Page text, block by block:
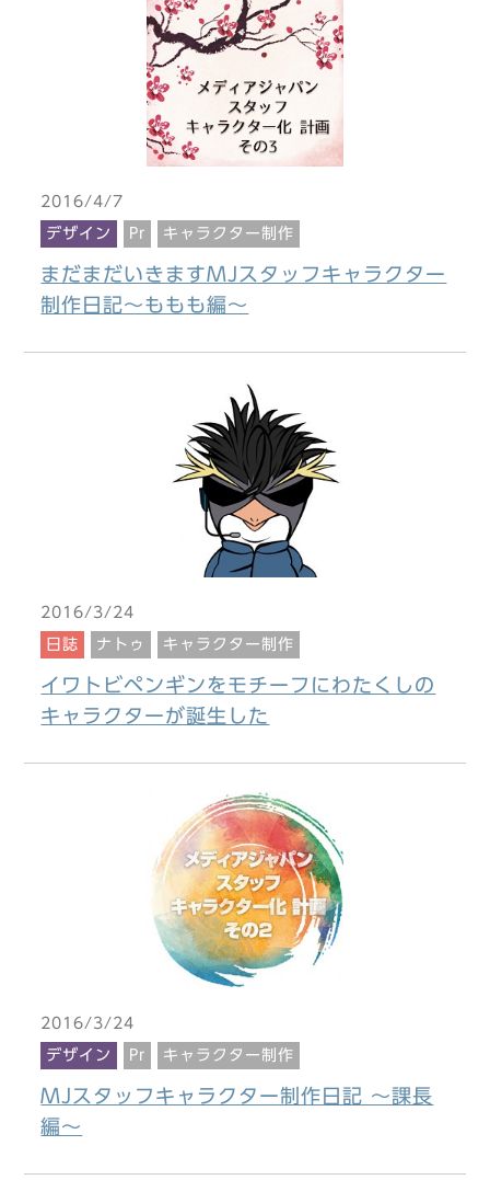
2016/4/7
デザイン Pr キャラクター制作
まだまだいきますMJスタッフキャラクター
制作日記～ももも編～
2016/3/24
日誌 ナトゥ キャラクター制作
イワトビペンギンをモチーフにわたくしの
キャラクターが誕生した
2016/3/24
デザイン Pr キャラクター制作
MJスタッフキャラクター制作日記 ～課長
編～